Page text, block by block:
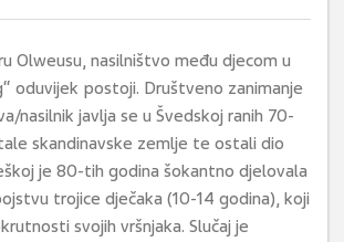
Olweusu, nasilništvo među djecom u
oduvijek postoji. Društveno zanimanje
nasilnik javlja se u Švedskoj ranih 70-
skandinavske zemlje te ostali dio
je 80-tih godina šokantno djelovala
trojice dječaka (10-14 godina), koji
svojih vršnjaka. Slučaj je